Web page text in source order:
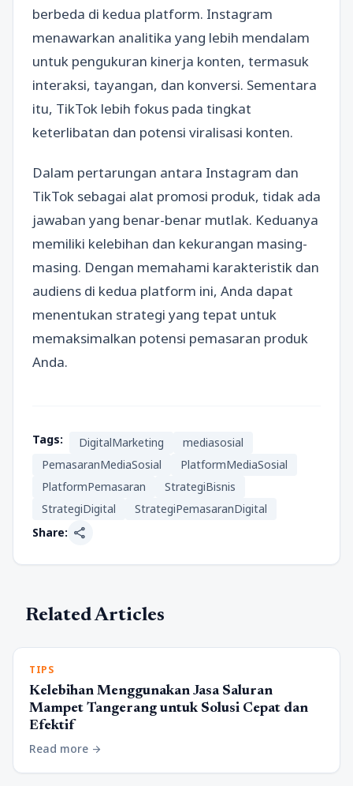
berbeda di kedua platform. Instagram
menawarkan analitika yang lebih mendalam
untuk pengukuran kinerja konten, termasuk
interaksi, tayangan, dan konversi. Sementara
itu, TikTok lebih fokus pada tingkat
keterlibatan dan potensi viralisasi konten.
Dalam pertarungan antara Instagram dan
TikTok sebagai alat promosi produk, tidak ada
jawaban yang benar-benar mutlak. Keduanya
memiliki kelebihan dan kekurangan masing-
masing. Dengan memahami karakteristik dan
audiens di kedua platform ini, Anda dapat
menentukan strategi yang tepat untuk
memaksimalkan potensi pemasaran produk
Anda.
Tags: DigitalMarketing
mediasosial
PemasaranMediaSosial
PlatformMediaSosial
PlatformPemasaran
StrategiBisnis
StrategiDigital
StrategiPemasaranDigital
Share: share
Related Articles
TIPS
Kelebihan Menggunakan Jasa Saluran
Mampet Tangerang untuk Solusi Cepat dan
Efektif
Read more arrow_forward